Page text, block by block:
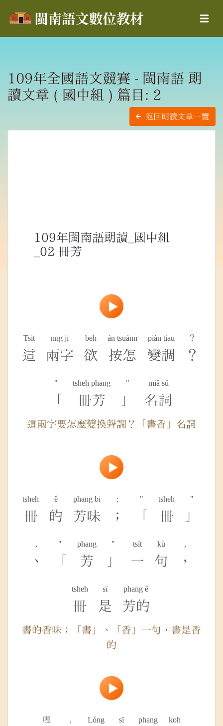
109年全國語文競賽 - 閩南語 朗
讀文章 ( 國中組 ) 篇目: 2
返回朗讀文章一覽
109年閩南語朗讀_國中組
_02 冊芳
Tsit
這
nn̄g jī
兩字
beh
欲
án tsuánn
按怎
piàn tiāu
變調
？
？
" tsheh phang
冊芳
"
」
miâ sû
名詞
這兩字要怎麼變換聲調？「書香」名詞
tsheh
冊
ê
的
phang bī
芳味
;
；
" tsheh
冊
"
」
,
、
" phang
芳
"
」
tsi̍t
一
kù
句
,
，
tsheh
冊
sī
是
phang ê
芳的
書的香味；「書」、「香」一句，書是香
的
嗯 , Lóng sī phang koh